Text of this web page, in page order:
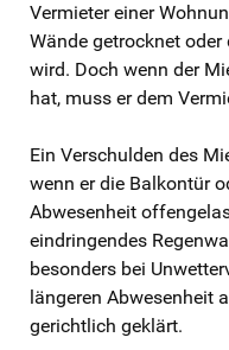
Vermieter einer
Wände getrocknet
wird. Doch wenn der
hat, muss er dem
Ein Verschulden des
wenn er die Balkontür
Abwesenheit
eindringendes
besonders bei
längeren Abwesenheit
gerichtlich geklärt.